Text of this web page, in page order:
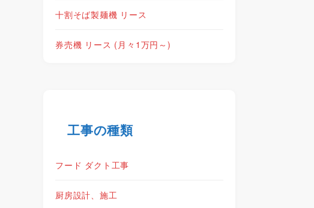
十割そば製麺機 リース
券売機 リース (月々1万円～)
工事の種類
フード ダクト工事
厨房設計、施工